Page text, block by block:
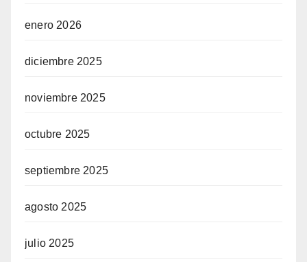
enero 2026
diciembre 2025
noviembre 2025
octubre 2025
septiembre 2025
agosto 2025
julio 2025